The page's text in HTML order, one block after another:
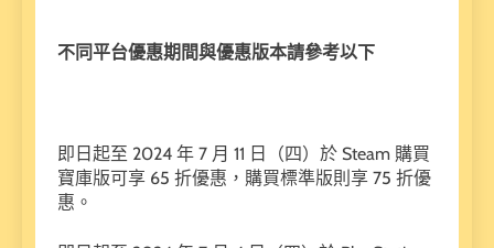
不同平台優惠期間與優惠版本請參考以下
即日起至 2024 年 7 月 11 日（四）於 Steam 購買
寶庫版可享 65 折優惠，購買標準版則享 75 折優
惠。